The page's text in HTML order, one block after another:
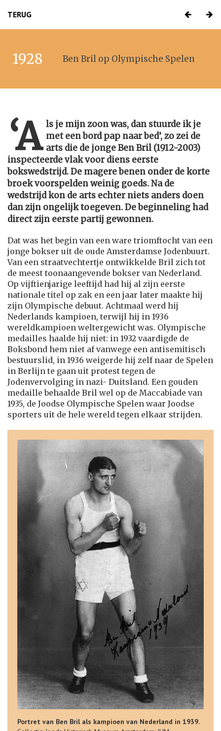
TERUG
1928 Ben Bril op Olympische Spelen
‘A ls je mijn zoon was, dan stuurde ik je
met een bord pap naar bed’, zo zei de
arts die de jonge Ben Bril (1912-2003)
inspecteerde vlak voor diens eerste
bokswedstrijd. De magere benen onder de korte
broek voorspelden weinig goeds. Na de
wedstrijd kon de arts echter niets anders doen
dan zijn ongelijk toegeven. De beginneling had
direct zijn eerste partij gewonnen.
Dat was het begin van een ware triomftocht van een
jonge bokser uit de oude Amsterdamse Jodenbuurt.
Van een straatvechtertje ontwikkelde Bril zich tot
de meest toonaangevende bokser van Nederland.
Op vijftienjarige leeftijd had hij al zijn eerste
nationale titel op zak en een jaar later maakte hij
zijn Olympische debuut. Achtmaal werd hij
Nederlands kampioen, terwijl hij in 1936
wereldkampioen weltergewicht was. Olympische
medailles haalde hij niet: in 1932 vaardigde de
Boksbond hem niet af vanwege een antisemitisch
bestuurslid, in 1936 weigerde hij zelf naar de Spelen
in Berlijn te gaan uit protest tegen de
Jodenvervolging in nazi- Duitsland. Een gouden
medaille behaalde Bril wel op de Maccabiade van
1935, de Joodse Olympische Spelen waar Joodse
sporters uit de hele wereld tegen elkaar strijden.
Portret van Ben Bril als kampioen van Nederland in 1939.